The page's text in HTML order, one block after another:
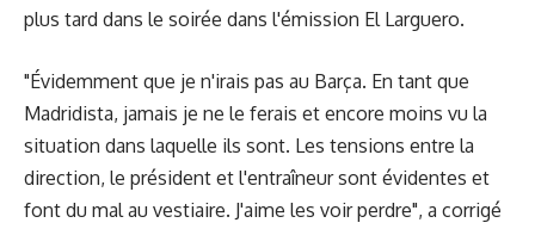
plus tard dans le soirée dans l'émission El Larguero.
"Évidemment que je n'irais pas au Barça. En tant que
Madridista, jamais je ne le ferais et encore moins vu la
situation dans laquelle ils sont. Les tensions entre la
direction, le président et l'entraîneur sont évidentes et
font du mal au vestiaire. J'aime les voir perdre", a corrigé